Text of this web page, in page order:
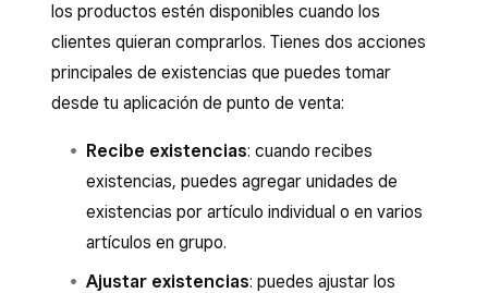
los productos estén disponibles cuando los
clientes quieran comprarlos. Tienes dos acciones
principales de existencias que puedes tomar
desde tu aplicación de punto de venta:
Recibe existencias: cuando recibes
existencias, puedes agregar unidades de
existencias por artículo individual o en varios
artículos en grupo.
Ajustar existencias: puedes ajustar los